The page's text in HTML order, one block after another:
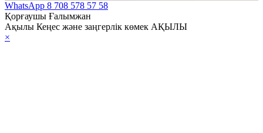
WhatsApp 8 708 578 57 58
Қорғаушы Ғалымжан
Ақылы Кеңес және заңгерлік көмек АҚЫЛЫ
×